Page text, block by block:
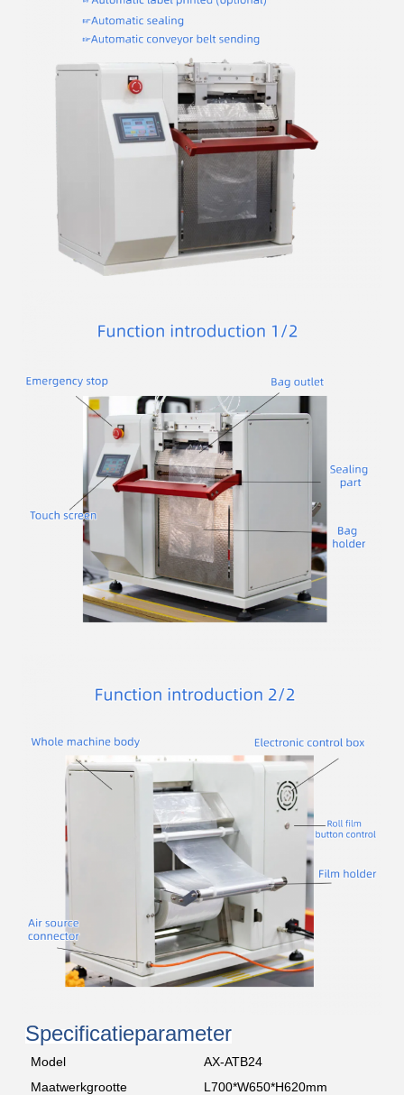
Specificatieparameter
Model
AX-ATB24
Maatwerkgrootte
L700*W650*H620mm